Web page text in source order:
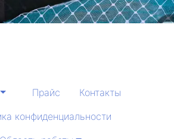
Прайс
Контакты
конфиденциальности